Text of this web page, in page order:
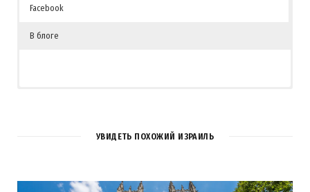
Facebook
В блоге
УВИДЕТЬ ПОХОЖИЙ ИЗРАИЛЬ